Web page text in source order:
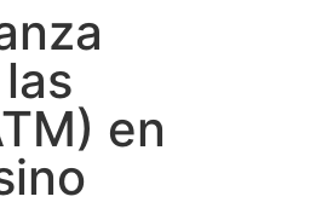
en